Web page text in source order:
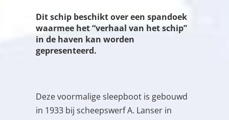
Dit schip beschikt over een spandoek
waarmee het “verhaal van het schip”
in de haven kan worden
gepresenteerd.
Deze voormalige sleepboot is gebouwd
in 1933 bij scheepswerf A. Lanser in